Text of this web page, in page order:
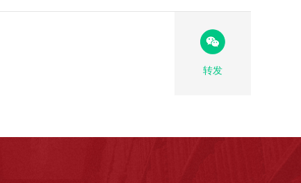
转发